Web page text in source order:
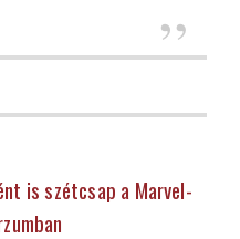
is szétcsap a Marvel-